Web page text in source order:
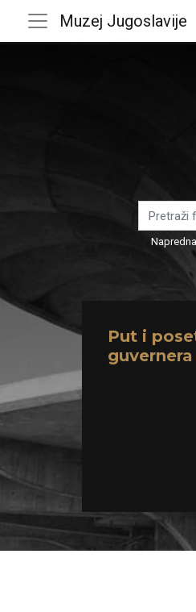
Muzej Jugoslavije
Put i